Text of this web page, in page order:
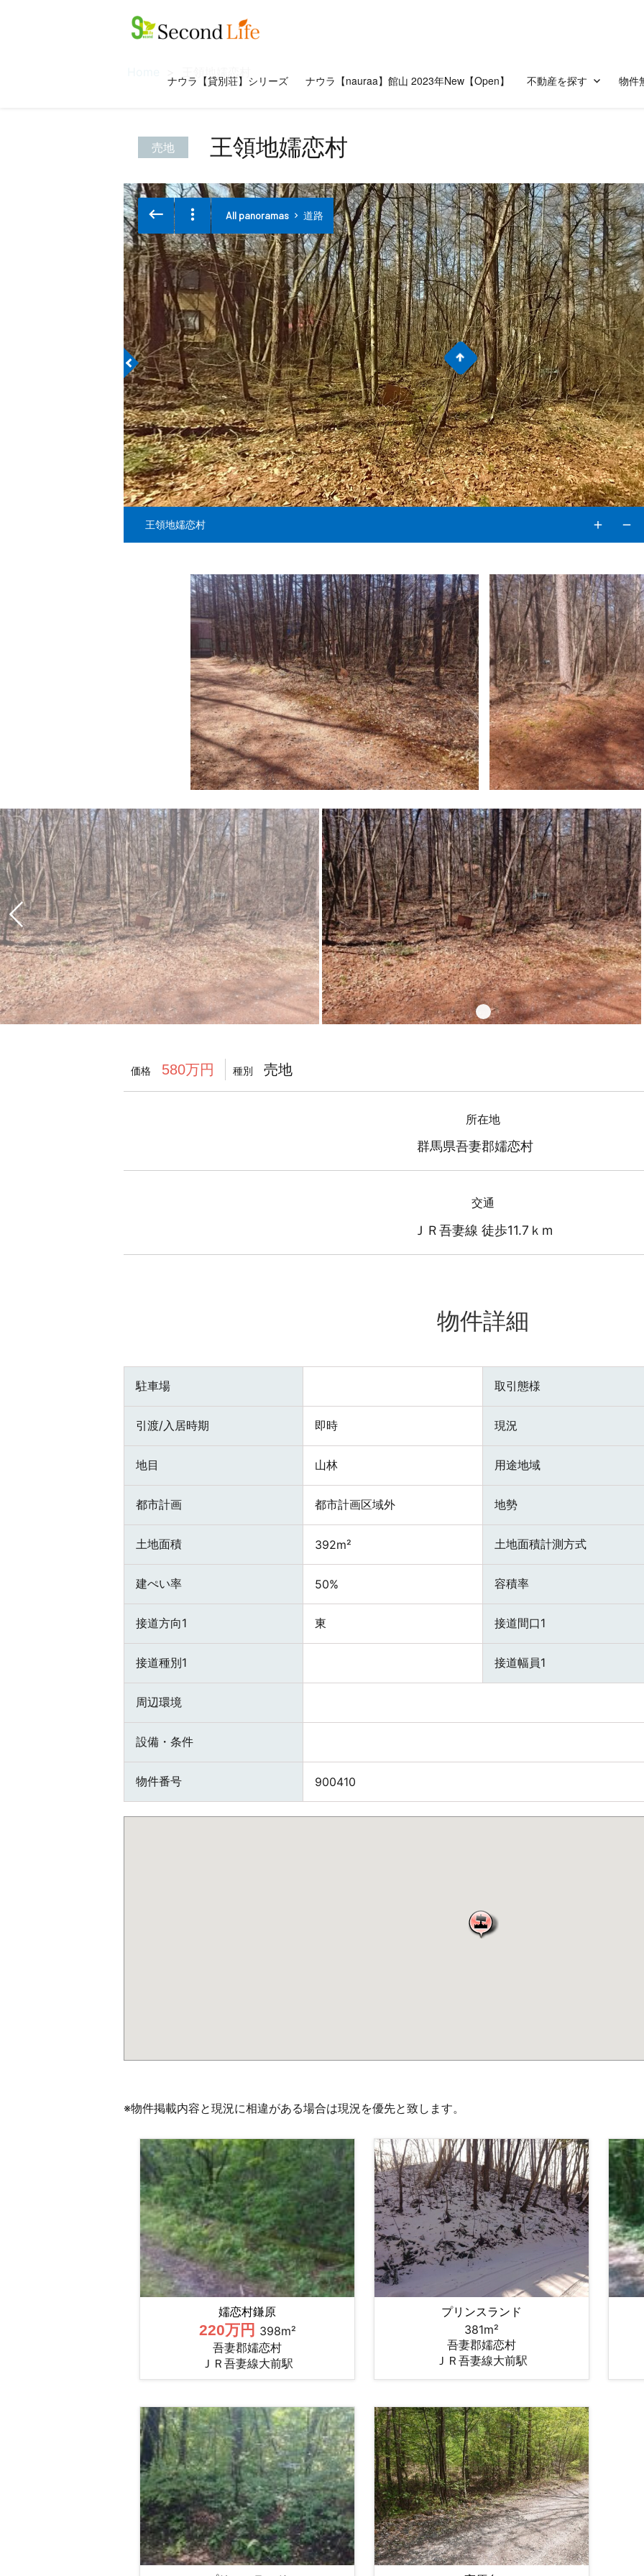
ナウラ【貸別荘】シリーズ ナウラ【nauraa】館山 2023年New【Open】 不動産を探す 物件
売地 王領地嬬恋村
価格 580万円 種別 売地
所在地
群馬県吾妻郡嬬恋村
交通
ＪＲ吾妻線 徒歩11.7ｋm
物件詳細
駐車場 取引態様
引渡/入居時期 即時 現況
地目 山林 用途地域
都市計画 都市計画区域外 地勢
土地面積 392m² 土地面積計測方式
建ぺい率 50% 容積率
接道方向1 東 接道間口1
接道種別1 接道幅員1
周辺環境
設備・条件
物件番号 900410
※物件掲載内容と現況に相違がある場合は現況を優先と致します。
嬬恋村鎌原
220万円 398m²
吾妻郡嬬恋村
ＪＲ吾妻線大前駅
プリンスランド
381m²
吾妻郡嬬恋村
ＪＲ吾妻線大前駅